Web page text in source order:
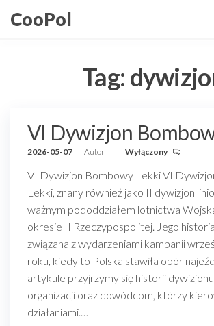
doCooPol
Tag:
VI Dywizjon
2026-05-07 Autor Wyłączony
VI Dywizjon Bombowy Lekki VI
Lekki, znany również jako II dywizjon
ważnym pododdziałem lotnictwa
okresie II Rzeczypospolitej. Jego
związana z wydarzeniami kampanii
roku, kiedy to Polska stawiła opór
artykule przyjrzymy się historii
organizacji oraz dowódcom, którzy
działaniami.…